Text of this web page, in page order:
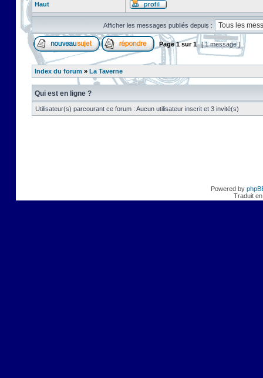
Haut
Afficher les messages publiés depuis :
Page1sur1 [ 1 message ]
Index du forum » La Taverne
Qui est en ligne ?
Utilisateur(s) parcourant ce forum : Aucun utilisateur inscrit et 3 invité(s)
Powered by
Traduit